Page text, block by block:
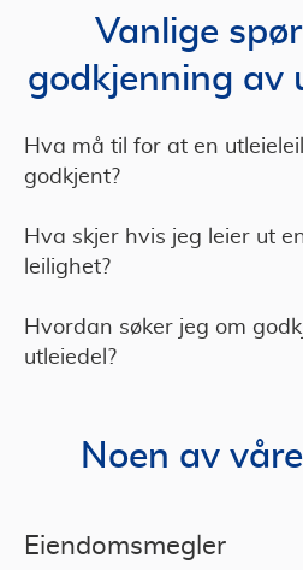
Vanlige
godkjenning av
Hva må til for at en
godkjent?
Hva skjer hvis jeg leier ut
leilighet?
Hvordan søker jeg om
utleiedel?
Noen av
Eiendomsmegler